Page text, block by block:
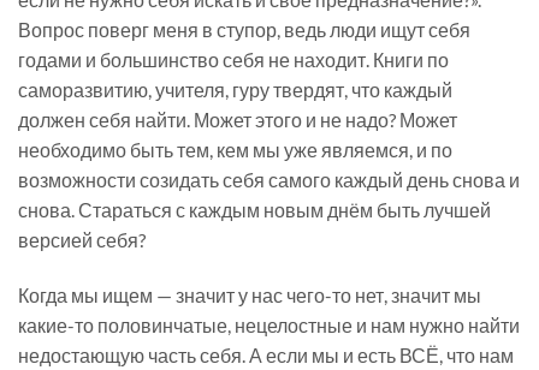
Вопрос поверг меня в ступор, ведь люди ищут себя
годами и большинство себя не находит. Книги по
саморазвитию, учителя, гуру твердят, что каждый
должен себя найти. Может этого и не надо? Может
необходимо быть тем, кем мы уже являемся, и по
возможности созидать себя самого каждый день снова и
снова. Стараться с каждым новым днём быть лучшей
версией себя?
Когда мы ищем — значит у нас чего-то нет, значит мы
какие-то половинчатые, нецелостные и нам нужно найти
недостающую часть себя. А если мы и есть ВСЁ, что нам